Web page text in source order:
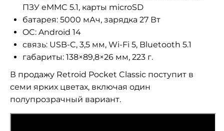
ПЗУ eMMC 5.1, карты microSD
батарея: 5000 мАч, зарядка 27 Вт
OC: Android 14
связь: USB-C, 3,5 мм, Wi-Fi 5, Bluetooth 5.1
габариты: 138×89,8×26 мм, 223 г.
В продажу Retroid Pocket Classic поступит в
семи ярких цветах, включая один
полупрозрачный вариант.